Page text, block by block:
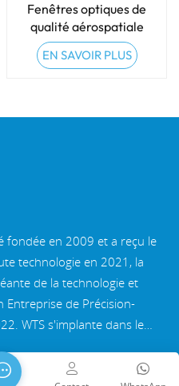
Fenêtres optiques de
qualité aérospatiale
pour environnements
difficiles
EN SAVOIR PLUS
fondée en 2009 et a reçu le
technologie en 2021, la
de la technologie et
Entreprise de Précision-
WTS s'implante dans le
une célèbre ville optique